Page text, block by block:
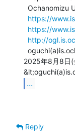
https://
https://
http://
2025年8月8日
...
Reply